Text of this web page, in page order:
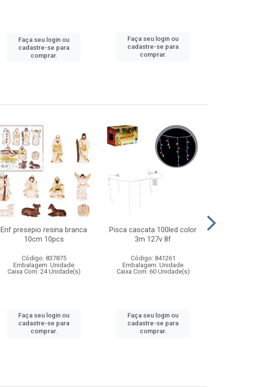
Faça seu login ou
cadastre-se para
comprar.
Faça seu login ou
cadastre-se para
comprar.
Enf presepio resina branca
10cm 10pcs
Código: 837875
Embalagem: Unidade
Caixa Com: 24 Unidade(s)
Faça seu login ou
cadastre-se para
comprar.
Pisca cascata 100led color
3m 127v 8f
Código: 841261
Embalagem: Unidade
Caixa Com: 60 Unidade(s)
Faça seu login ou
cadastre-se para
comprar.